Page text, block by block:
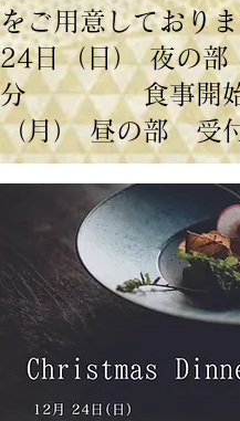
をご用意しており
24日（日） 夜の
分 食事開始
（月） 昼の部 受